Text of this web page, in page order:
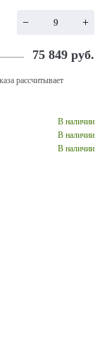
− +
75 849 руб.
рассчитывает
В наличии
В наличии
В наличии